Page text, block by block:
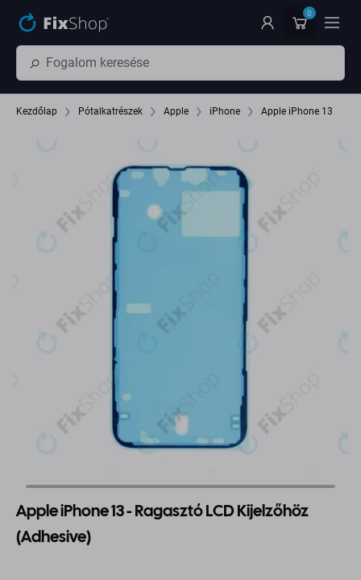
0
Kezdőlap Pótalkatrészek Apple iPhone Apple iPhone 13
Apple iPhone 13 - Ragasztó LCD Kijelzőhöz
(Adhesive)